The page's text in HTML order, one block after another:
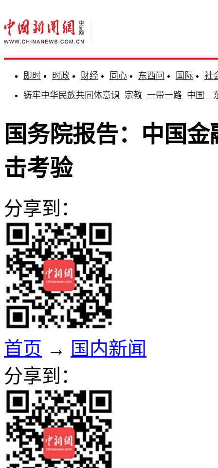
即时 时政 财经 同心 东西问 国际
社
铸牢中华民族共同体意识 宗教 一带一路 中国—
国务院报告：中国
击考验
分享到：
首页 → 国内新闻
分享到：